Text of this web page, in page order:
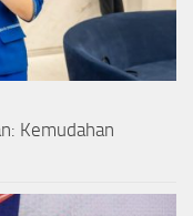
Kemudahan